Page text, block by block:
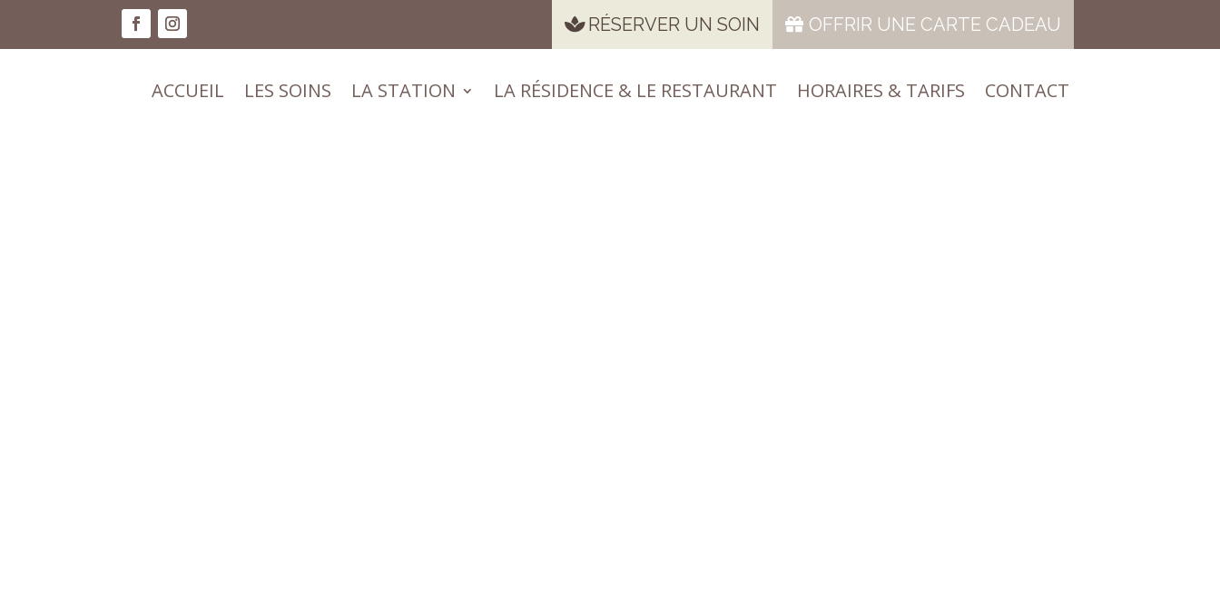
RÉSERVER UN SOIN OFFRIR UNE CARTE CADEAU
ACCUEIL LES SOINS LA STATION LA RÉSIDENCE & LE RESTAURANT HORAIRES & TARIFS CONTACT
ACCUEIL LES SOINS LA STATION LA RÉSIDENCE & LE RESTAURANT HORAIRES & TARIFS CONTACT